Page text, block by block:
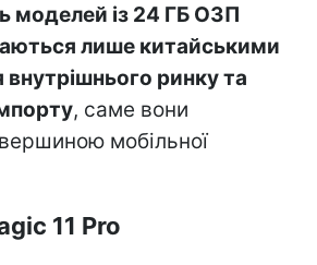
моделей із 24 ГБ ОЗП
лише китайськими
ринку та
, саме вони
мобільної
11 Pro